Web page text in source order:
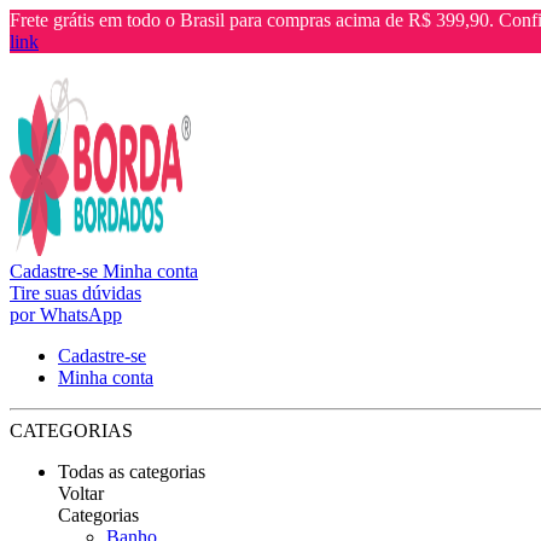
Frete grátis em todo o Brasil para compras acima de R$ 399,90.
link
Cadastre-se Minha conta
Tire suas dúvidas
por WhatsApp
Cadastre-se
Minha conta
CATEGORIAS
Todas as categorias
Voltar
Categorias
Banho